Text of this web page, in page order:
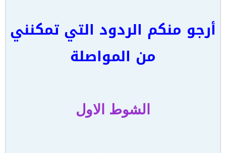
أرجو منكم الردود التي تمكنني
من المواصلة
الشوط الاول